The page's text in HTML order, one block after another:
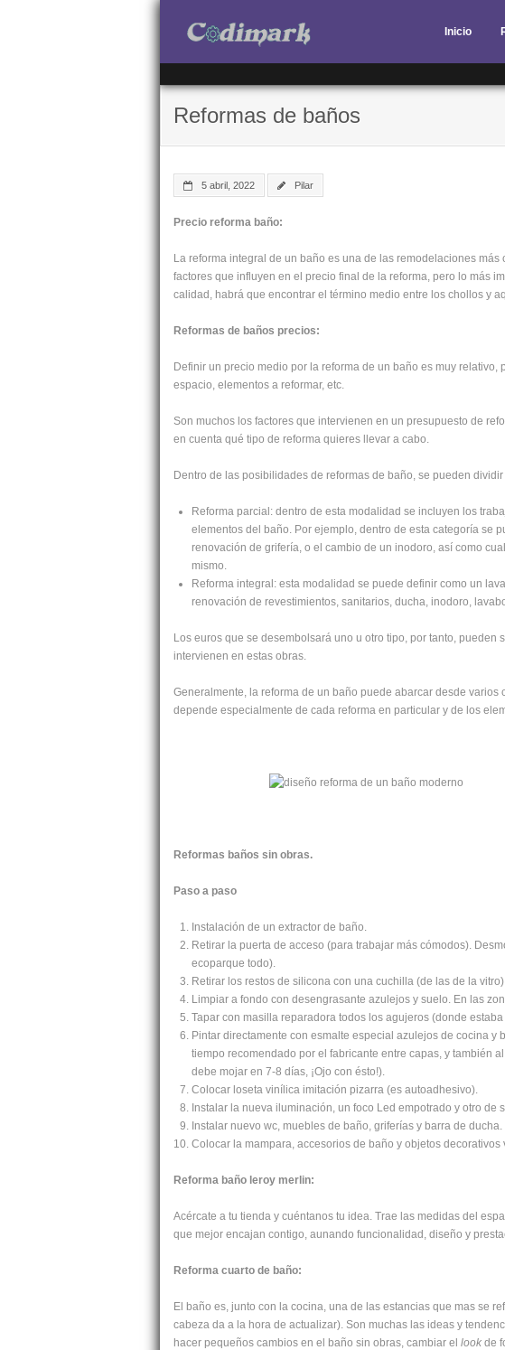
Inicio
Reformas de baños
5 abril, 2022 Pilar
Precio reforma baño:
La reforma integral de un baño es una de las remodelaciones
factores que influyen en el precio final de la reforma, pero lo más
calidad, habrá que encontrar el término medio entre los chollos y
Reformas de baños precios:
Definir un precio medio por la reforma de un baño es muy
espacio, elementos a reformar, etc.
Son muchos los factores que intervienen en un presupuesto de
en cuenta qué tipo de reforma quieres llevar a cabo.
Dentro de las posibilidades de reformas de baño, se pueden
Reforma parcial: dentro de esta modalidad se incluyen los
elementos del baño. Por ejemplo, dentro de esta categoría se
renovación de grifería, o el cambio de un inodoro, así como
mismo.
Reforma integral: esta modalidad se puede definir como un
renovación de revestimientos, sanitarios, ducha, inodoro,
Los euros que se desembolsará uno u otro tipo, por tanto,
intervienen en estas obras.
Generalmente, la reforma de un baño puede abarcar desde
depende especialmente de cada reforma en particular y de los
Reformas baños sin obras.
Paso a paso
Instalación de un extractor de baño.
Retirar la puerta de acceso (para trabajar más cómodos).
ecoparque todo).
Retirar los restos de silicona con una cuchilla (de las de la
Limpiar a fondo con desengrasante azulejos y suelo. En las
Tapar con masilla reparadora todos los agujeros (donde
Pintar directamente con esmalte especial azulejos de cocina y
tiempo recomendado por el fabricante entre capas, y también
debe mojar en 7-8 días, ¡Ojo con ésto!).
Colocar loseta vinílica imitación pizarra (es autoadhesivo).
Instalar la nueva iluminación, un foco Led empotrado y otro de
Instalar nuevo wc, muebles de baño, griferías y barra de ducha.
Colocar la mampara, accesorios de baño y objetos decorativos
Reforma baño leroy merlin:
Acércate a tu tienda y cuéntanos tu idea. Trae las medidas del
que mejor encajan contigo, aunando funcionalidad, diseño y
Reforma cuarto de baño:
El baño es, junto con la cocina, una de las estancias que mas se
cabeza da a la hora de actualizar). Son muchas las ideas y
hacer pequeños cambios en el baño sin obras, cambiar el look de